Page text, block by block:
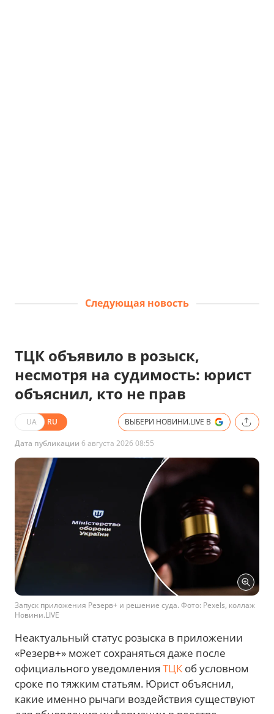
Следующая новость
ТЦК объявило в розыск,
несмотря на судимость: юрист
объяснил, кто не прав
UA RU ВЫБЕРИ НОВИНИ.LIVE В
Дата публикации 6 августа 2026 08:55
Запуск приложения Резерв+ и решение суда. Фото: Pexels, коллаж
Новини.LIVE
Неактуальный статус розыска в приложении
«Резерв+» может сохраняться даже после
официального уведомления ТЦК об условном
сроке по тяжким статьям. Юрист объяснил,
какие именно рычаги воздействия существуют